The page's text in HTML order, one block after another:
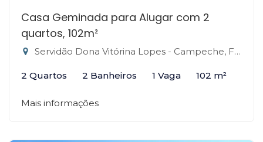
Casa Geminada para Alugar com 2
quartos, 102m²
Servidão Dona Vitórina Lopes - Campeche, Florianópolis-SC
2 Quartos 2 Banheiros 1 Vaga 102 m²
Mais informações